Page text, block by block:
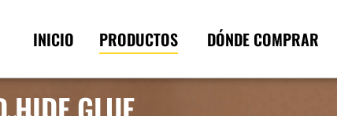
INICIO PRODUCTOS DÓNDE COMPRAR